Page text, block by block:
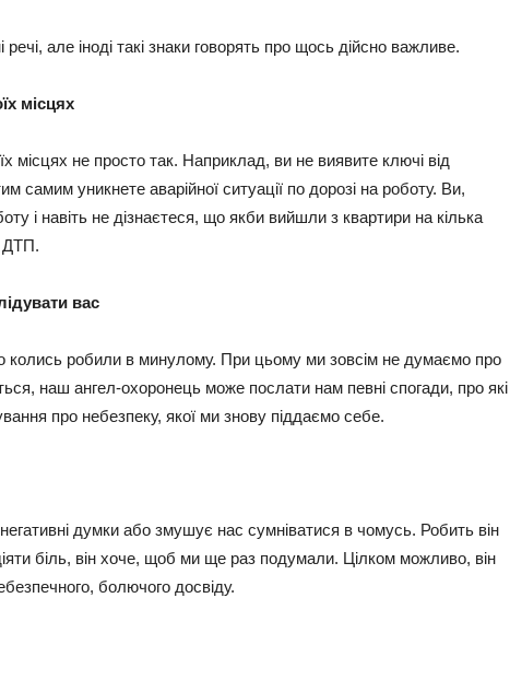
але іноді такі знаки говорять про щось дійсно важливе.
місцях
місцях не просто так. Наприклад, ви не виявите ключі від
самим уникнете авaрійної ситуації по дорозі на роботу. Ви,
і навіть не дізнаєтеся, що якби вийшли з квартири на кілька
ДTП.
вас
колись робили в минулому. При цьому ми зовсім не думаємо про
наш ангел-охоронець може послати нам певні спогади, про які
про небезпеку, якої ми знову піддаємо себе.
думки або змушує нас сумніватися в чомусь. Робить він
біль, він хоче, щоб ми ще раз подумали. Цілком можливо, він
болючого досвіду.